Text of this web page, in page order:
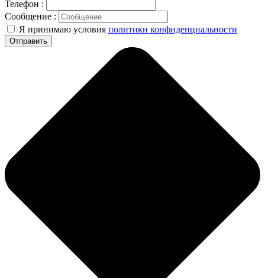
Телефон :
Сообщение :
Я принимаю условия политики конфиденциальности
Отправить